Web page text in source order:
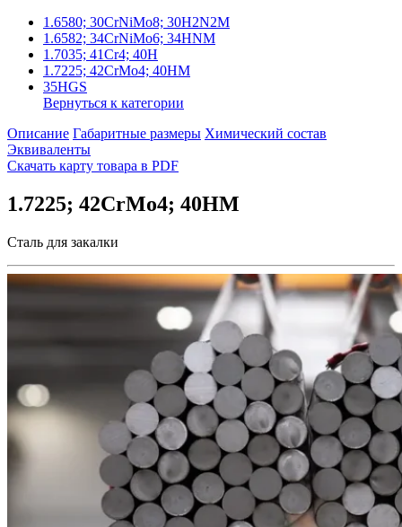
1.6580; 30CrNiMo8; 30H2N2M
1.6582; 34CrNiMo6; 34HNM
1.7035; 41Cr4; 40H
1.7225; 42CrMo4; 40HM
35HGS
Вернуться к категории
Описание Габаритные размеры Химический состав
Эквиваленты
Скачать карту товара в PDF
1.7225; 42CrMo4; 40HM
Сталь для закалки